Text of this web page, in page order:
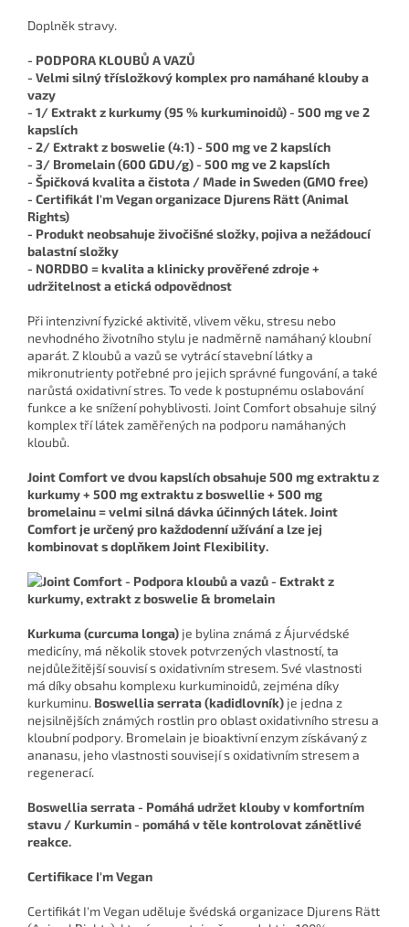
Doplněk stravy.
- PODPORA KLOUBŮ A VAZŮ
- Velmi silný třísložkový komplex pro namáhané klouby a
vazy
- 1/ Extrakt z kurkumy (95 % kurkuminoidů) - 500 mg ve 2
kapslích
- 2/ Extrakt z boswelie (4:1) - 500 mg ve 2 kapslích
- 3/ Bromelain (600 GDU/g) - 500 mg ve 2 kapslích
- Špičková kvalita a čistota / Made in Sweden (GMO free)
- Certifikát I'm Vegan organizace Djurens Rätt (Animal
Rights)
- Produkt neobsahuje živočišné složky, pojiva a nežádoucí
balastní složky
- NORDBO = kvalita a klinicky prověřené zdroje +
udržitelnost a etická odpovědnost
Při intenzivní fyzické aktivitě, vlivem věku, stresu nebo
nevhodného životního stylu je nadměrně namáhaný kloubní
aparát. Z kloubů a vazů se vytrácí stavební látky a
mikronutrienty potřebné pro jejich správné fungování, a také
narůstá oxidativní stres. To vede k postupnému oslabování
funkce a ke snížení pohyblivosti. Joint Comfort obsahuje silný
komplex tří látek zaměřených na podporu namáhaných
kloubů.
Joint Comfort ve dvou kapslích obsahuje 500 mg extraktu z
kurkumy + 500 mg extraktu z boswellie + 500 mg
bromelainu = velmi silná dávka účinných látek. Joint
Comfort je určený pro každodenní užívání a lze jej
kombinovat s doplňkem Joint Flexibility.
Kurkuma (curcuma longa) je bylina známá z Ájurvédské
medicíny, má několik stovek potvrzených vlastností, ta
nejdůležitější souvisí s oxidativním stresem. Své vlastnosti
má díky obsahu komplexu kurkuminoidů, zejména díky
kurkuminu. Boswellia serrata (kadidlovník) je jedna z
nejsilnějších známých rostlin pro oblast oxidativního stresu a
kloubní podpory. Bromelain je bioaktivní enzym získávaný z
ananasu, jeho vlastnosti souvisejí s oxidativním stresem a
regenerací.
Boswellia serrata - Pomáhá udržet klouby v komfortním
stavu / Kurkumin - pomáhá v těle kontrolovat zánětlivé
reakce.
Certifikace I'm Vegan
Certifikát I'm Vegan uděluje švédská organizace Djurens Rätt